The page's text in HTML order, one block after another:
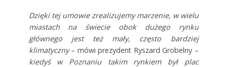
Dzięki tej umowie zrealizujemy marzenie, w wielu
miastach na świecie obok dużego rynku
głównego jest też mały, często bardziej
klimatyczny– mówi prezydent Ryszard Grobelny –
kiedyś w Poznaniu takim rynkiem był plac